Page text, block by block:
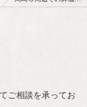
ご相談を承ってお